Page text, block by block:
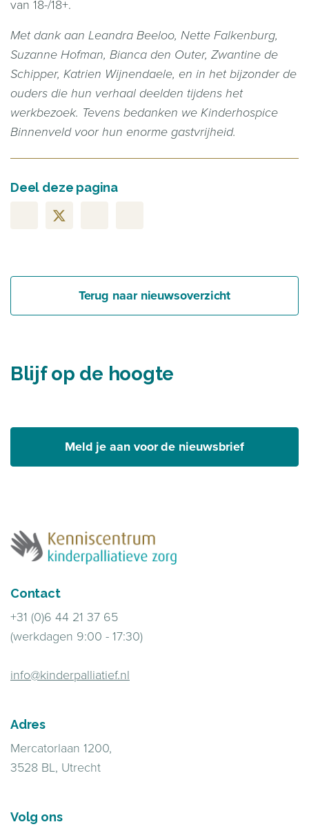
van 18-/18+.
Met dank aan Leandra Beeloo, Nette Falkenburg,
Suzanne Hofman, Bianca den Outer, Zwantine de
Schipper, Katrien Wijnendaele, en in het bijzonder de
ouders die hun verhaal deelden tijdens het
werkbezoek. Tevens bedanken we Kinderhospice
Binnenveld voor hun enorme gastvrijheid.
Deel deze pagina
Terug naar nieuwsoverzicht
Blijf op de hoogte
Meld je aan voor de nieuwsbrief
Contact
+31 (0)6 44 21 37 65
(werkdagen 9:00 - 17:30)
info@kinderpalliatief.nl
Adres
Mercatorlaan 1200,
3528 BL, Utrecht
Volg ons